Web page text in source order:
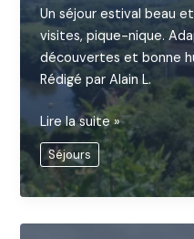
Un séjour estival beau
visites, pique-nique.
découvertes et bonne
Rédigé par Alain L.
Séjour
–
Lot
-30
Lire la suite »
Séjours